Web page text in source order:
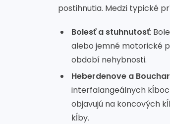
postihnutia. Medzi typické
Bolesť a stuhnutosť:
alebo jemné motorické
období nehybnosti.
Heberdenove a
interfalangeálnych
objavujú na koncových
kĺby.